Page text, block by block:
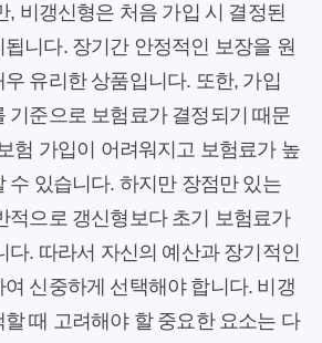
, 비갱신형은 처음 가입 시 결정된
니다. 장기간 안정적인 보장을 원
유리한 상품입니다. 또한, 가입
기준으로 보험료가 결정되기 때문
험 가입이 어려워지고 보험료가 높
수 있습니다. 하지만 장점만 있는
적으로 갱신형보다 초기 보험료가
다. 따라서 자신의 예산과 장기적인
신중하게 선택해야 합니다. 비갱
때 고려해야 할 중요한 요소는 다